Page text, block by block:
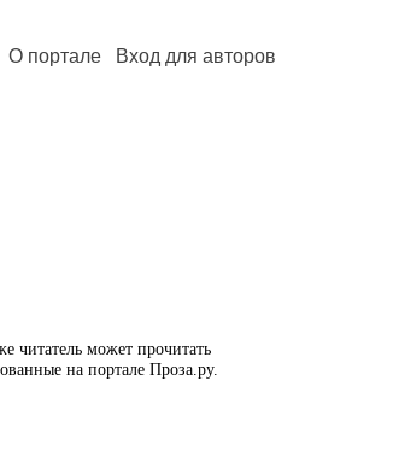
О портале Вход для авторов
читатель может прочитать
на портале Проза.ру.